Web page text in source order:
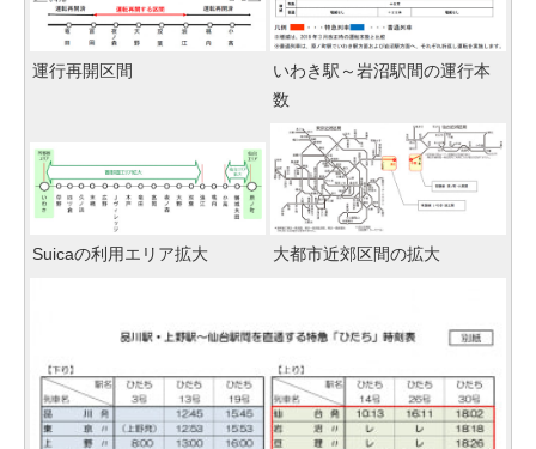
運行再開区間
いわき駅～岩沼駅間の運行本
数
Suicaの利用エリア拡大 大都市近郊区間の拡大